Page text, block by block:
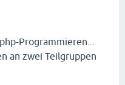
Programmieren...
an zwei Teilgruppen